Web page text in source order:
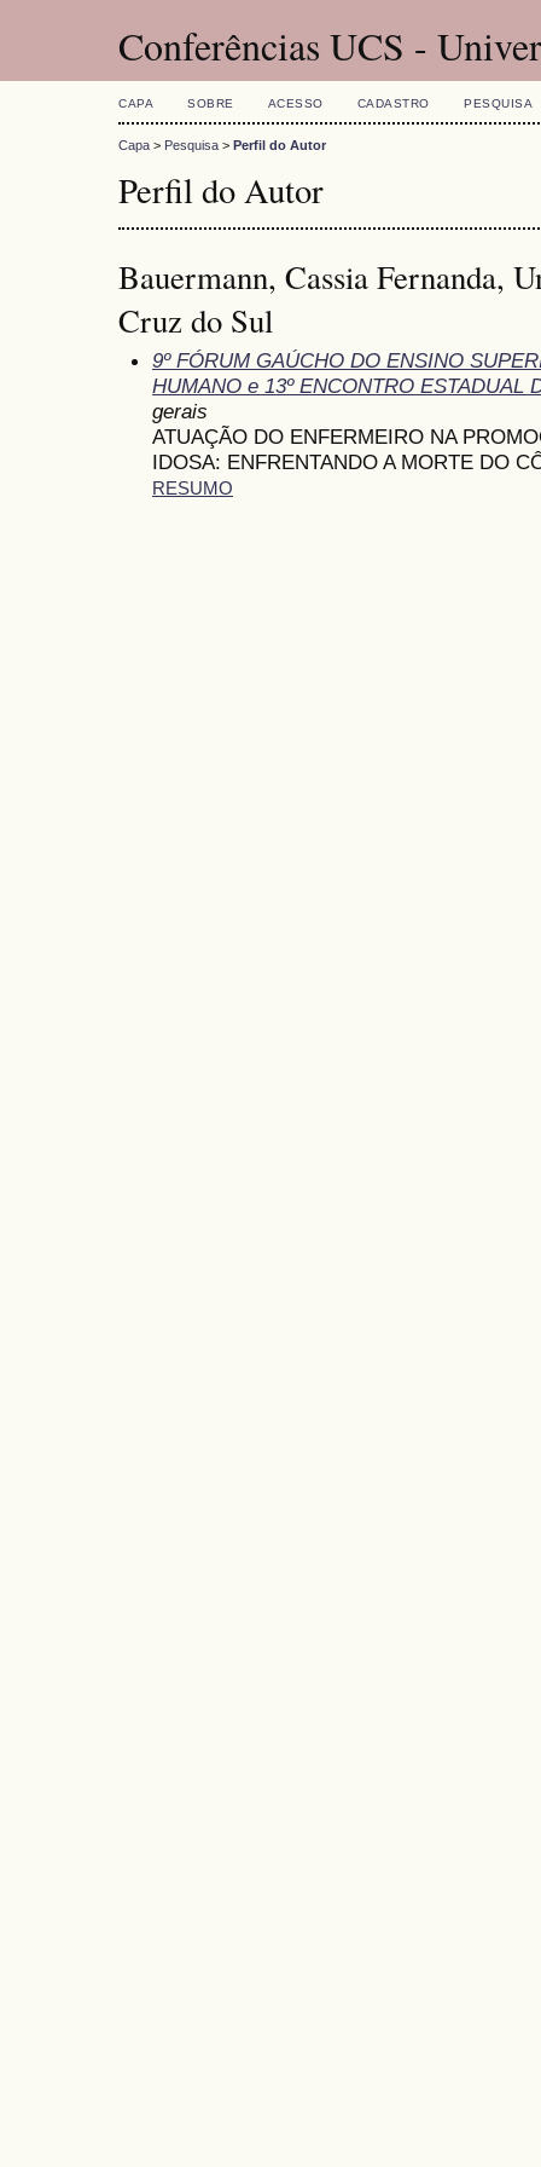
Conferências UCS -
CAPA SOBRE ACESSO CADASTRO PESQUISA
Capa > Pesquisa > Perfil do Autor
Perfil do Autor
Bauermann, Cassia Fernanda,
Cruz do Sul
9º FÓRUM GAÚCHO DO ENSINO
HUMANO e 13º ENCONTRO ESTADUAL
gerais
ATUAÇÃO DO ENFERMEIRO NA
IDOSA: ENFRENTANDO A MORTE DO
RESUMO